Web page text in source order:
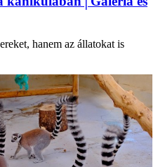
hanem az állatokat is